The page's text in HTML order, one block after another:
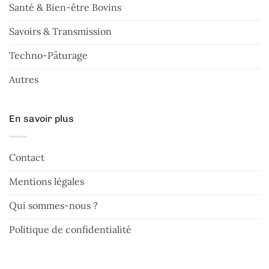
Santé & Bien-être Bovins
Savoirs & Transmission
Techno-Pâturage
Autres
En savoir plus
Contact
Mentions légales
Qui sommes-nous ?
Politique de confidentialité